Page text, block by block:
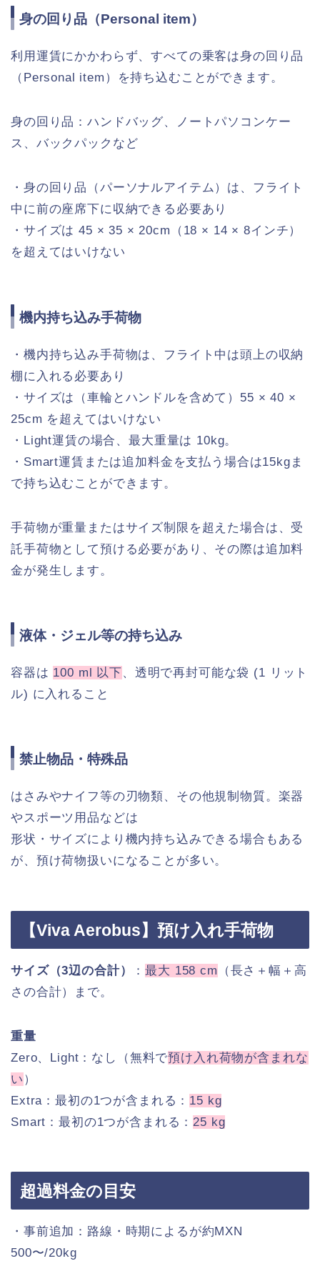
身の回り品（Personal item）
利用運賃にかかわらず、すべての乗客は身の回り品
（Personal item）を持ち込むことができます。
身の回り品：ハンドバッグ、ノートパソコンケー
ス、バックパックなど
・身の回り品（パーソナルアイテム）は、フライト
中に前の座席下に収納できる必要あり
・サイズは 45 × 35 × 20cm（18 × 14 × 8インチ）
を超えてはいけない
機内持ち込み手荷物
・機内持ち込み手荷物は、フライト中は頭上の収納
棚に入れる必要あり
・サイズは（車輪とハンドルを含めて）55 × 40 ×
25cm を超えてはいけない
・Light運賃の場合、最大重量は 10kg。
・Smart運賃または追加料金を支払う場合は15kgま
で持ち込むことができます。
手荷物が重量またはサイズ制限を超えた場合は、受
託手荷物として預ける必要があり、その際は追加料
金が発生します。
液体・ジェル等の持ち込み
容器は 100 ml 以下、透明で再封可能な袋 (1 リット
ル) に入れること
禁止物品・特殊品
はさみやナイフ等の刃物類、その他規制物質。楽器
やスポーツ用品などは
形状・サイズにより機内持ち込みできる場合もある
が、預け荷物扱いになることが多い。
【Viva Aerobus】預け入れ手荷物
サイズ（3辺の合計） ：最大 158 cm （長さ＋幅＋高
さの合計）まで。
重量
Zero、Light：なし（無料で預け入れ荷物が含まれな
い ）
Extra：最初の1つが含まれる： 15 kg
Smart：最初の1つが含まれる：25 kg
超過料金の目安
・事前追加：路線・時期によるが約MXN
500〜/20kg